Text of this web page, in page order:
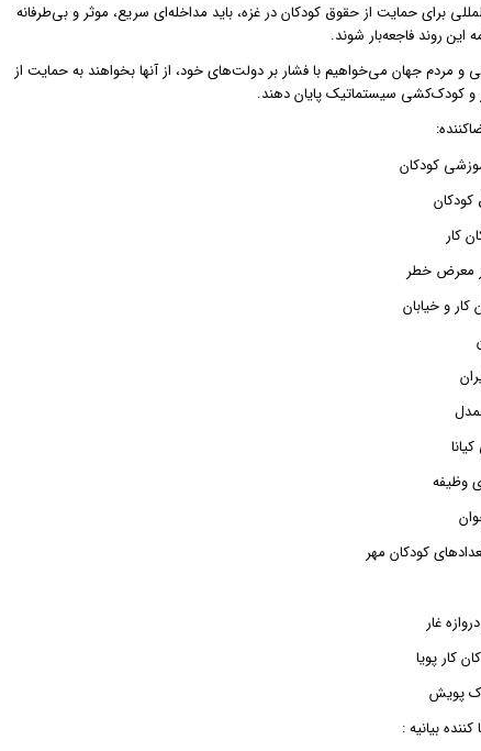
برای حمایت از حقوق کودکان در غزه، باید مداخله‌ای سریع، موثر و بی‌طرفانه
این روند فاجعه‌بار شوند.
مردم جهان می‌خواهیم با فشار بر دولت‌های خود، از آنها بخواهند به حمایت از
و کودک‌کشی سیستماتیک پایان دهند.